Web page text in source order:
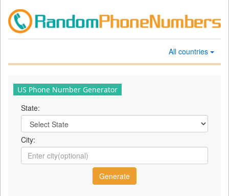
All countries
US Phone Number Generator
State:
City: